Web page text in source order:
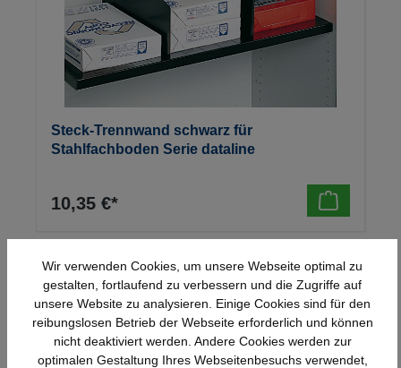
Steck-Trennwand schwarz für
Stahlfachboden Serie dataline
10,35 €*
Produktgalerie überspringen
Ähnliche Artikel
Wir verwenden Cookies, um unsere Webseite optimal zu
gestalten, fortlaufend zu verbessern und die Zugriffe auf
unsere Website zu analysieren. Einige Cookies sind für den
reibungslosen Betrieb der Webseite erforderlich und können
nicht deaktiviert werden. Andere Cookies werden zur
optimalen Gestaltung Ihres Webseitenbesuchs verwendet,